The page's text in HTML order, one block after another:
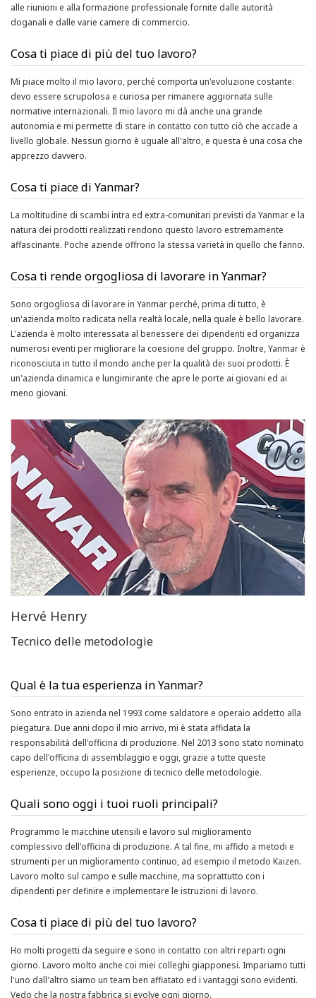
alle riunioni e alla formazione professionale fornite dalle autorità
doganali e dalle varie camere di commercio.
Cosa ti piace di più del tuo lavoro?
Mi piace molto il mio lavoro, perché comporta un'evoluzione costante:
devo essere scrupolosa e curiosa per rimanere aggiornata sulle
normative internazionali. Il mio lavoro mi dà anche una grande
autonomia e mi permette di stare in contatto con tutto ciò che accade a
livello globale. Nessun giorno è uguale all'altro, e questa è una cosa che
apprezzo davvero.
Cosa ti piace di Yanmar?
La moltitudine di scambi intra ed extra-comunitari previsti da Yanmar e la
natura dei prodotti realizzati rendono questo lavoro estremamente
affascinante. Poche aziende offrono la stessa varietà in quello che fanno.
Cosa ti rende orgogliosa di lavorare in Yanmar?
Sono orgogliosa di lavorare in Yanmar perché, prima di tutto, è
un'azienda molto radicata nella realtà locale, nella quale è bello lavorare.
L'azienda è molto interessata al benessere dei dipendenti ed organizza
numerosi eventi per migliorare la coesione del gruppo. Inoltre, Yanmar è
riconosciuta in tutto il mondo anche per la qualità dei suoi prodotti. È
un'azienda dinamica e lungimirante che apre le porte ai giovani ed ai
meno giovani.
Qual è la tua esperienza in Yanmar?
Sono entrato in azienda nel 1993 come saldatore e operaio addetto alla
piegatura. Due anni dopo il mio arrivo, mi è stata affidata la
responsabilità dell'officina di produzione. Nel 2013 sono stato nominato
capo dell'officina di assemblaggio e oggi, grazie a tutte queste
esperienze, occupo la posizione di tecnico delle metodologie.
Quali sono oggi i tuoi ruoli principali?
Programmo le macchine utensili e lavoro sul miglioramento
complessivo dell'officina di produzione. A tal fine, mi affido a metodi e
strumenti per un miglioramento continuo, ad esempio il metodo Kaizen.
Lavoro molto sul campo e sulle macchine, ma soprattutto con i
dipendenti per definire e implementare le istruzioni di lavoro.
Cosa ti piace di più del tuo lavoro?
Ho molti progetti da seguire e sono in contatto con altri reparti ogni
giorno. Lavoro molto anche coi miei colleghi giapponesi. Impariamo tutti
l'uno dall'altro siamo un team ben affiatato ed i vantaggi sono evidenti.
Vedo che la nostra fabbrica si evolve ogni giorno.